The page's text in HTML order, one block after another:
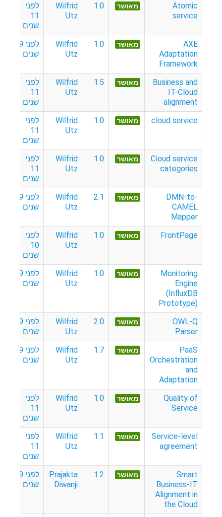
Atomic
service
מאושר 1.0
Wilfrid
Utz
לפני
11
שנים
AXE
Adaptation
Framework
מאושר 1.0
Wilfrid
Utz
לפני 9
שנים
Business and
IT-Cloud
alignment
מאושר 1.5
Wilfrid
Utz
לפני
11
שנים
cloud service
מאושר 1.0
Wilfrid
Utz
לפני
11
שנים
Cloud service
categories
מאושר 1.0
Wilfrid
Utz
לפני
11
שנים
DMN-to-
CAMEL
Mapper
מאושר 2.1
Wilfrid
Utz
לפני 9
שנים
FrontPage מאושר 1.0
Wilfrid
Utz
לפני
10
שנים
Monitoring
Engine
(InfluxDB
Prototype)
מאושר 1.0
Wilfrid
Utz
לפני 9
שנים
OWL-Q
Parser
מאושר 2.0
Wilfrid
Utz
לפני 9
שנים
PaaS
Orchestration
and
Adaptation
מאושר 1.7
Wilfrid
Utz
לפני 9
שנים
Quality of
Service
מאושר 1.0
Wilfrid
Utz
לפני
11
שנים
Service-level
agreement
מאושר 1.1
Wilfrid
Utz
לפני
11
שנים
Smart
Business-IT
Alignment in
the Cloud
מאושר 1.2
Prajakta
Diwanji
לפני 9
שנים